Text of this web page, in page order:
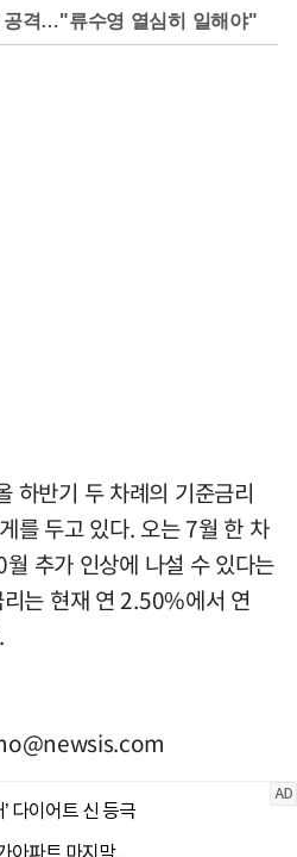
공격…"류수영 열심히 일해야"
하반기 두 차례의 기준금리
를 두고 있다. 오는 7월 한 차
추가 인상에 나설 수 있다는
는 현재 연 2.50%에서 연